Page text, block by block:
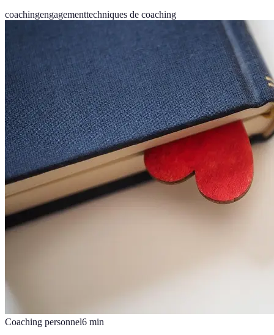
coachingengagementtechniques de coaching
Coaching personnel6 min